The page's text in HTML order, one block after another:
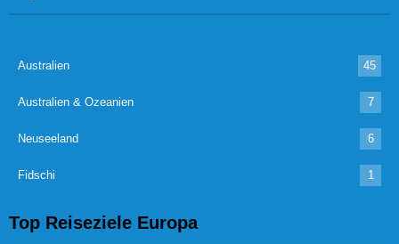
Australien 45
Australien & Ozeanien 7
Neuseeland 6
Fidschi 1
Top Reiseziele Europa